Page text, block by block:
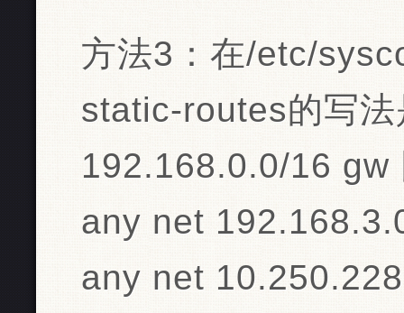
方法3：在/etc/
static-routes的写
192.168.0.0/16 gw
any net
any net